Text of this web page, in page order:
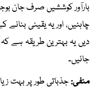
بارآور کوششیں صرف جان
چاہئیں، اور یہ یقینی
دیں یہ بہترین طریقہ ہے
جائیں۔
منفی:جذباتی طور پر بہت